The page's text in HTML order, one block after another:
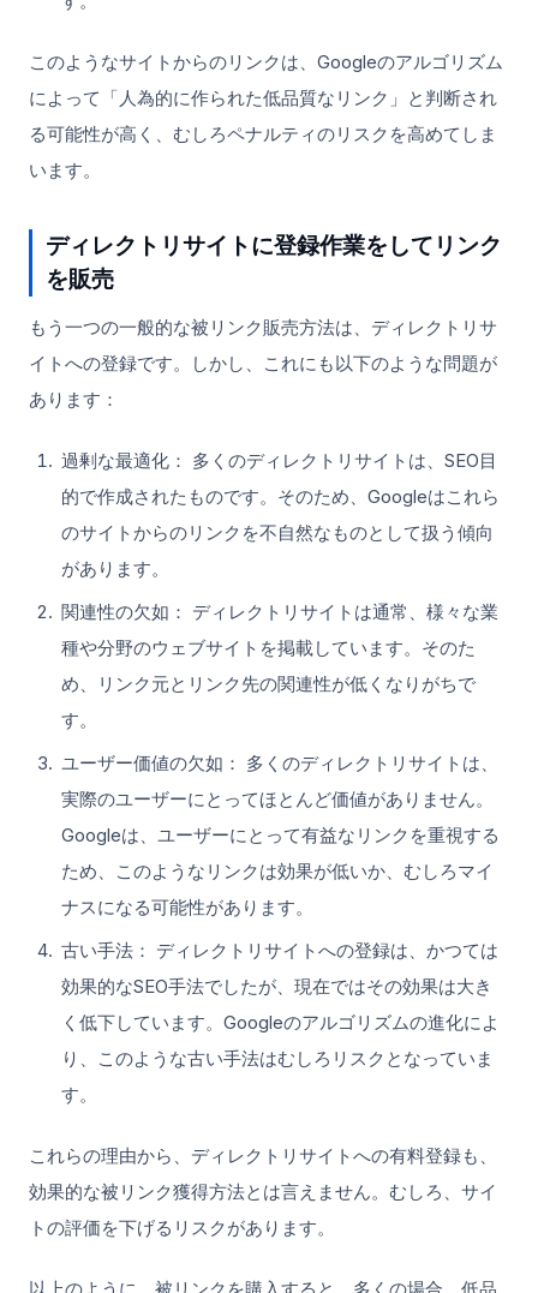
このようなサイトからのリンクは、Googleのアルゴリズム
によって「人為的に作られた低品質なリンク」と判断され
る可能性が高く、むしろペナルティのリスクを高めてしま
います。
ディレクトリサイトに登録作業をしてリンク
を販売
もう一つの一般的な被リンク販売方法は、ディレクトリサ
イトへの登録です。しかし、これにも以下のような問題が
あります：
過剰な最適化： 多くのディレクトリサイトは、SEO目
的で作成されたものです。そのため、Googleはこれら
のサイトからのリンクを不自然なものとして扱う傾向
があります。
関連性の欠如： ディレクトリサイトは通常、様々な業
種や分野のウェブサイトを掲載しています。そのた
め、リンク元とリンク先の関連性が低くなりがちで
す。
ユーザー価値の欠如： 多くのディレクトリサイトは、
実際のユーザーにとってほとんど価値がありません。
Googleは、ユーザーにとって有益なリンクを重視する
ため、このようなリンクは効果が低いか、むしろマイ
ナスになる可能性があります。
古い手法： ディレクトリサイトへの登録は、かつては
効果的なSEO手法でしたが、現在ではその効果は大き
く低下しています。Googleのアルゴリズムの進化によ
り、このような古い手法はむしろリスクとなっていま
す。
これらの理由から、ディレクトリサイトへの有料登録も、
効果的な被リンク獲得方法とは言えません。むしろ、サイ
トの評価を下げるリスクがあります。